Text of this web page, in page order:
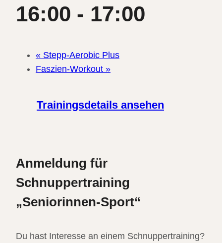
16:00 - 17:00
« Stepp-Aerobic Plus
Faszien-Workout »
Trainingsdetails ansehen
Anmeldung für
Schnuppertraining
„Seniorinnen-Sport“
Du hast Interesse an einem Schnuppertraining?